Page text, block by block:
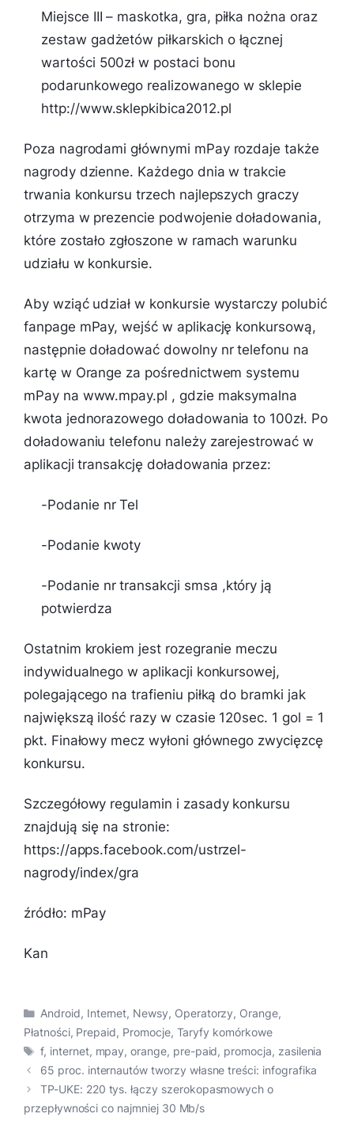
Miejsce III – maskotka, gra, piłka nożna oraz
zestaw gadżetów piłkarskich o łącznej
wartości 500zł w postaci bonu
podarunkowego realizowanego w sklepie
http://www.sklepkibica2012.pl
Poza nagrodami głównymi mPay rozdaje także
nagrody dzienne. Każdego dnia w trakcie
trwania konkursu trzech najlepszych graczy
otrzyma w prezencie podwojenie doładowania,
które zostało zgłoszone w ramach warunku
udziału w konkursie.
Aby wziąć udział w konkursie wystarczy polubić
fanpage mPay, wejść w aplikację konkursową,
następnie doładować dowolny nr telefonu na
kartę w Orange za pośrednictwem systemu
mPay na www.mpay.pl , gdzie maksymalna
kwota jednorazowego doładowania to 100zł. Po
doładowaniu telefonu należy zarejestrować w
aplikacji transakcję doładowania przez:
-Podanie nr Tel
-Podanie kwoty
-Podanie nr transakcji smsa ,który ją
potwierdza
Ostatnim krokiem jest rozegranie meczu
indywidualnego w aplikacji konkursowej,
polegającego na trafieniu piłką do bramki jak
największą ilość razy w czasie 120sec. 1 gol = 1
pkt. Finałowy mecz wyłoni głównego zwycięzcę
konkursu.
Szczegółowy regulamin i zasady konkursu
znajdują się na stronie:
https://apps.facebook.com/ustrzel-
nagrody/index/gra
źródło: mPay
Kan
Kategorie
Android, Internet, Newsy, Operatorzy, Orange,
Płatności, Prepaid, Promocje, Taryfy komórkowe
Tagi
f, internet, mpay,orange, pre-paid, promocja, zasilenia
65 proc. internautów tworzy własne treści: infografika
TP-UKE: 220 tys. łączy szerokopasmowych o
przepływności co najmniej 30 Mb/s